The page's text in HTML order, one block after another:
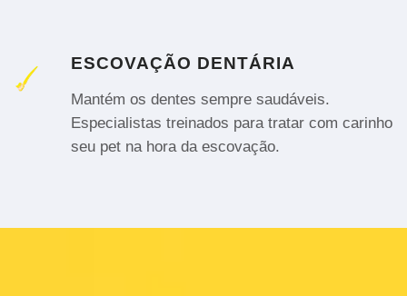
ESCOVAÇÃO DENTÁRIA
Mantém os dentes sempre saudáveis.
Especialistas treinados para tratar com carinho
seu pet na hora da escovação.